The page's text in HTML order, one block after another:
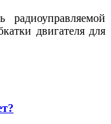
двигателя для